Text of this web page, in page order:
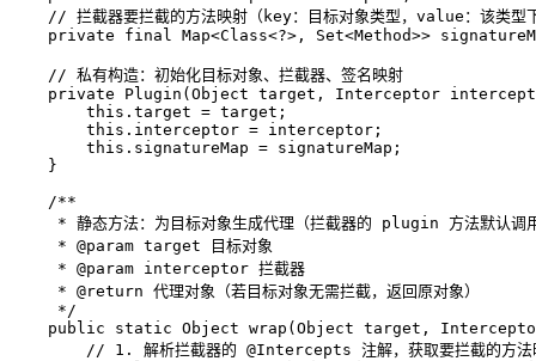
// 拦截器要拦截的方法映射（key：目标对象类型，value：该类型
private
final Map<Class<?>, Set<Method>>
// 私有构造：初始化目标对象、拦截器、签名映射
private
Plugin (Object target, Interceptor
this .target = target;
this .interceptor = interceptor;
this .signatureMap = signatureMap;
    }
/**
* 静态方法：为目标对象生成代理（拦截器的 plugin 方法默认调
     *
@param target 目标对象
     *
@param interceptor 拦截器
     *
@return 代理对象（若目标对象无需拦截，返回原对象）
     */
public
static Object wrap (Object target,
// 1. 解析拦截器的 @Intercepts 注解，获取要拦截的方法